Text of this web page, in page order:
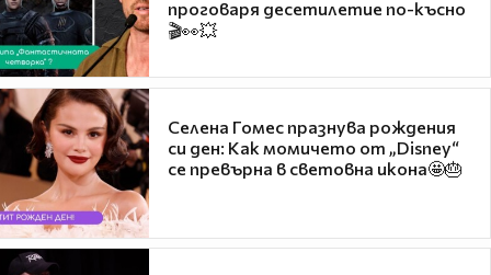
проговаря десетилетие по-късно
🎬👀💥
Селена Гомес празнува рождения
си ден: Как момичето от „Disney“
се превърна в световна икона🤩🎂